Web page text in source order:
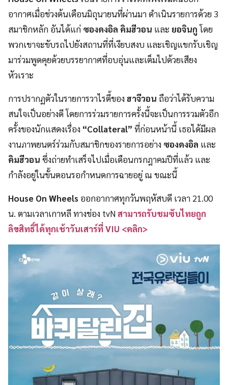
อากาศเมื่อช่วงต้นเดือนมิถุนายนที่ผ่านมา ดำเนินรายการด้วย 3
สมาชิกหลัก อันได้แก่ ซองดงอิล คิมฮีวอน และ ยอจินกูโดย
พวกเขาจะขับรถไปยังสถานที่ที่เงียบสงบ และเชิญแขกรับเชิญ
มาร่วมพูดคุยด้วยบรรยากาศที่อบอุ่นและเต็มไปด้วยเสียง
หัวเราะ
การปรากฏตัวในรายการวาไรตี้ของฮาจีวอน ถือว่าได้รับความ
สนใจเป็นอย่างดี โดยการร่วมรายการครั้งนี้จะเป็นการรวมตัวอีก
ครั้งของนักแสดงเรื่อง “Collateral” ที่ก่อนหน้านี้ เธอได้มีผล
งานภาพยนตร์ร่วมกับสมาชิกของรายการอย่าง ซองดงอิล และ
คิมฮีวอน ซึ่งถ่ายทำเสร็จไปเมื่อเดือนกรกฎาคมปีที่แล้ว และ
กำลังอยู่ในขั้นตอนรอกำหนดการฉายอยู่ ณ ขณะนี้
House On Wheels ออกอากาศทุกวันพฤหัสบดี เวลา 21.00
น. ตามเวลาเกาหลี ทางช่อง tvNสามารถรับชมซับไทยถูก
ลิขสิทธิ์ได้ทุกเช้าวันเสาร์ที่ VIU <คลิก>